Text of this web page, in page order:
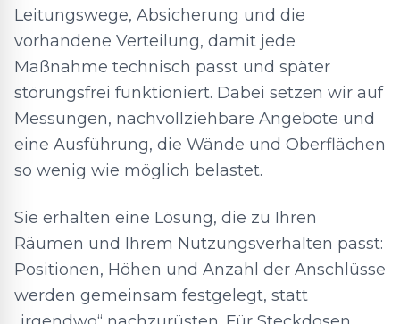
Leitungswege, Absicherung und die
vorhandene Verteilung, damit jede
Maßnahme technisch passt und später
störungsfrei funktioniert. Dabei setzen wir auf
Messungen, nachvollziehbare Angebote und
eine Ausführung, die Wände und Oberflächen
so wenig wie möglich belastet.
Sie erhalten eine Lösung, die zu Ihren
Räumen und Ihrem Nutzungsverhalten passt:
Positionen, Höhen und Anzahl der Anschlüsse
werden gemeinsam festgelegt, statt